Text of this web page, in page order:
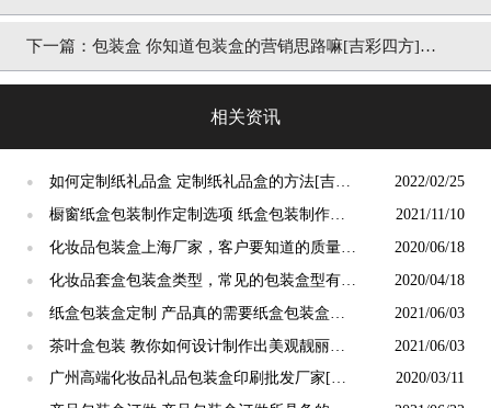
方]
下一篇： 包装盒 你知道包装盒的营销思路嘛[吉彩四方]打
相关资讯
●
如何定制纸礼品盒 定制纸礼品盒的方法[吉彩
四方]
2022/02/25
●
橱窗纸盒包装制作定制选项 纸盒包装制作厂
家[吉彩四方]
2021/11/10
●
化妆品包装盒上海厂家，客户要知道的质量包
装厂家[吉彩四方]
2020/06/18
●
化妆品套盒包装盒类型，常见的包装盒型有哪
些呢？[吉彩四方]
2020/04/18
●
纸盒包装盒定制 产品真的需要纸盒包装盒定
制吗？ [吉彩四方]
2021/06/03
●
茶叶盒包装 教你如何设计制作出美观靓丽的
茶叶盒包装 [吉彩四方]
2021/06/03
●
广州高端化妆品礼品包装盒印刷批发厂家[吉
2020/03/11